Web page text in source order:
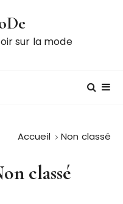
sur la mode
Accueil Non classé
classé